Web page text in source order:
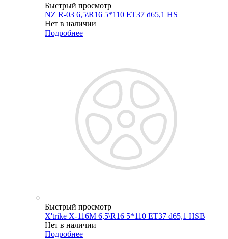
Быстрый просмотр
NZ R-03 6,5\R16 5*110 ET37 d65,1 HS
Нет в наличии
Подробнее
Быстрый просмотр
X'trike X-116М 6,5\R16 5*110 ET37 d65,1 HSB
Нет в наличии
Подробнее